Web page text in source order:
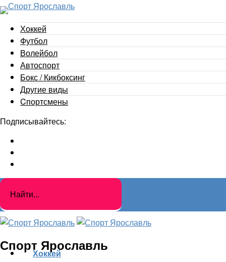
Хоккей
Футбол
Волейбол
Автоспорт
Бокс / Кикбоксинг
Другие виды
Cпортсмены
Подписывайтесь:
Спорт Ярославль
Хоккей